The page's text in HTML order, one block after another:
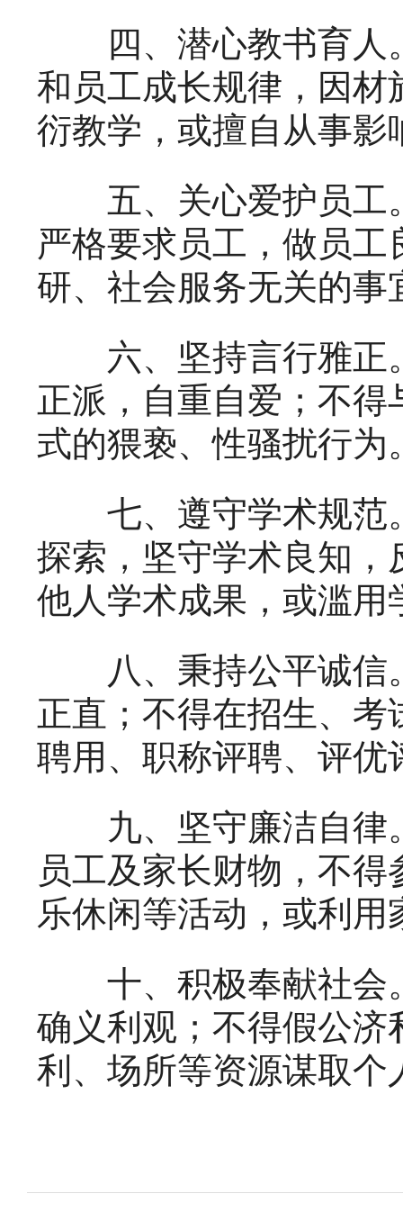
四、潜心教书育人
和员工成长规律，因
衍教学，或擅自从事
五、关心爱护员工
严格要求员工，做员
研、社会服务无关的事
六、坚持言行雅正
正派，自重自爱；不
式的猥亵、性骚扰行为
七、遵守学术规范
探索，坚守学术良知
他人学术成果，或滥
八、秉持公平诚信
正直；不得在招生、
聘用、职称评聘、评
九、坚守廉洁自律
员工及家长财物，不
乐休闲等活动，或利
十、积极奉献社会
确义利观；不得假公
利、场所等资源谋取个